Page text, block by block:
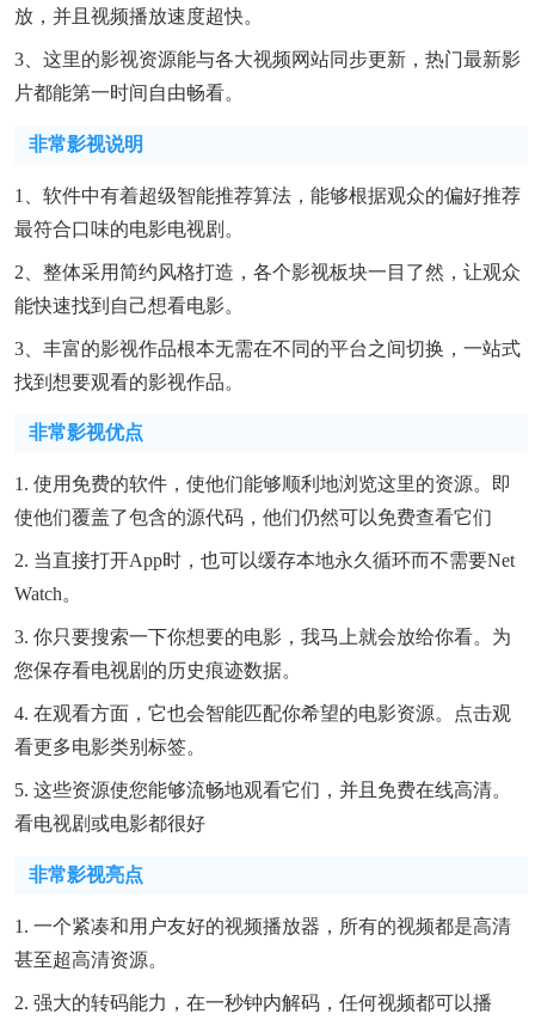
放，并且视频播放速度超快。
3、这里的影视资源能与各大视频网站同步更新，热门最新影
片都能第一时间自由畅看。
非常影视说明
1、软件中有着超级智能推荐算法，能够根据观众的偏好推荐
最符合口味的电影电视剧。
2、整体采用简约风格打造，各个影视板块一目了然，让观众
能快速找到自己想看电影。
3、丰富的影视作品根本无需在不同的平台之间切换，一站式
找到想要观看的影视作品。
非常影视优点
1. 使用免费的软件，使他们能够顺利地浏览这里的资源。即
使他们覆盖了包含的源代码，他们仍然可以免费查看它们
2. 当直接打开app时，也可以缓存本地永久循环而不需要Net
Watch。
3. 你只要搜索一下你想要的电影，我马上就会放给你看。为
您保存看电视剧的历史痕迹数据。
4. 在观看方面，它也会智能匹配你希望的电影资源。点击观
看更多电影类别标签。
5. 这些资源使您能够流畅地观看它们，并且免费在线高清。
看电视剧或电影都很好
非常影视亮点
1. 一个紧凑和用户友好的视频播放器，所有的视频都是高清
甚至超高清资源。
2. 强大的转码能力，在一秒钟内解码，任何视频都可以播